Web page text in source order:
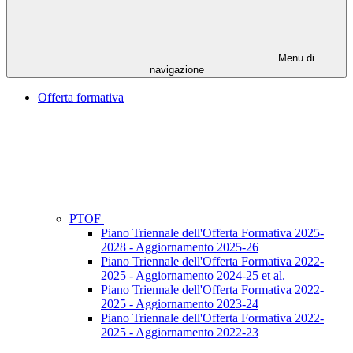
Menu di
navigazione
Offerta formativa
PTOF
Piano Triennale dell'Offerta Formativa 2025-
2028 - Aggiornamento 2025-26
Piano Triennale dell'Offerta Formativa 2022-
2025 - Aggiornamento 2024-25 et al.
Piano Triennale dell'Offerta Formativa 2022-
2025 - Aggiornamento 2023-24
Piano Triennale dell'Offerta Formativa 2022-
2025 - Aggiornamento 2022-23